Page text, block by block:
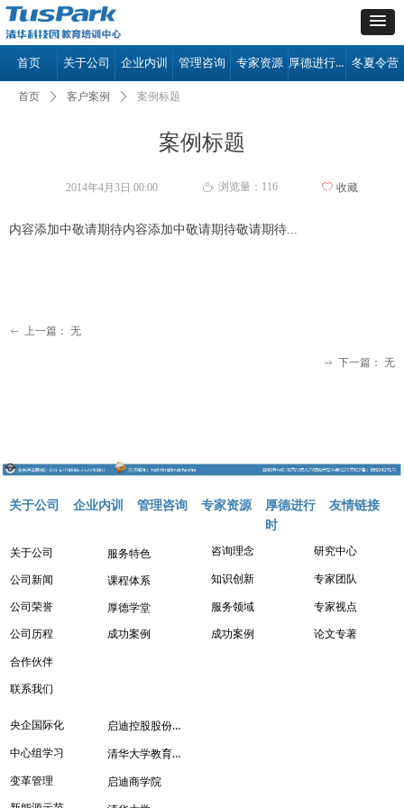
首页 关于公司 企业内训 管理咨询 专家资源 厚德进行时 冬夏令营
案例标题
首页 ꄲ 客户案例 ꄲ 案例标题
内容添加中敬请期待内容添加中敬请期待敬请期待...
2014年4月3日 00:00 ꄘ 浏览量： 116 ꄀ 收藏
ꂃ 上一篇： 无
ꁹ 下一篇： 无
关于公司 企业内训 管理咨询 专家资源
厚德进行
时
友情链接
关于公司
公司新闻
公司荣誉
公司历程
合作伙伴
联系我们
服务特色
课程体系
厚德学堂
成功案例
咨询理念
知识创新
服务领域
成功案例
研究中心
专家团队
专家视点
论文专著
央企国际化
中心组学习
变革管理
启迪控股股份有限公司
清华大学教育培训管理处
启迪商学院